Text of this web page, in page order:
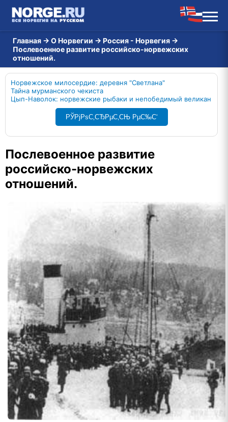
Главная → О Норвегии → Россия - Норвегия →
Послевоенное развитие российско-норвежских
отношений.
Норвежское милосердие: деревня "Светлана"
Тайна мурманского чекиста
Цып-Наволок: норвежские рыбаки и непобедимый великан
РЎРјРѕС‚СЂРµС‚СЊ РµС‰С‘
Послевоенное развитие
российско-норвежских
отношений.